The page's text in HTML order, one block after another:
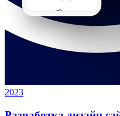
2023